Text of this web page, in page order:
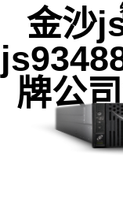
金沙
牌公